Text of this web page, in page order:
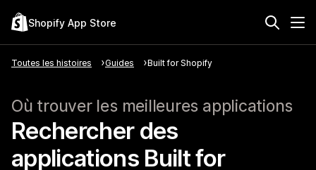
Shopify App Store
Toutes les histoires Guides Built for Shopify
Où trouver les meilleures applications
Rechercher des
applications Built for